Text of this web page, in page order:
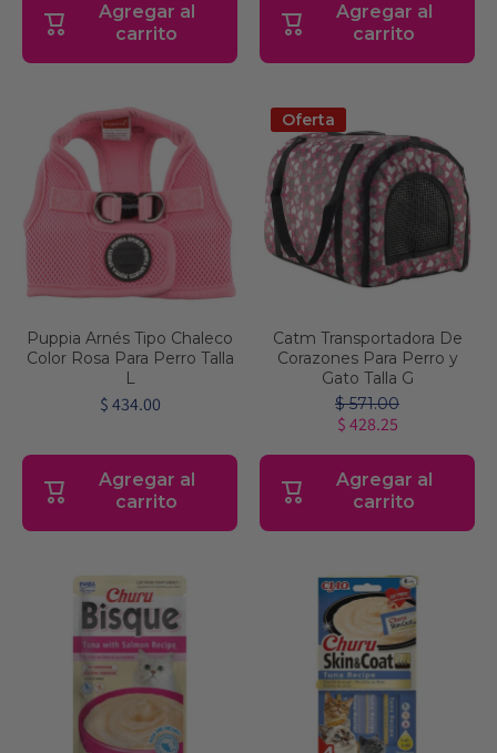
Agregar al
carrito
Agregar al
carrito
Puppia Arnés Tipo Chaleco
Color Rosa Para Perro Talla
L
$ 434.00
Agregar al
carrito
Oferta
Catm Transportadora De
Corazones Para Perro y
Gato Talla G
$ 571.00
$ 428.25
Agregar al
carrito